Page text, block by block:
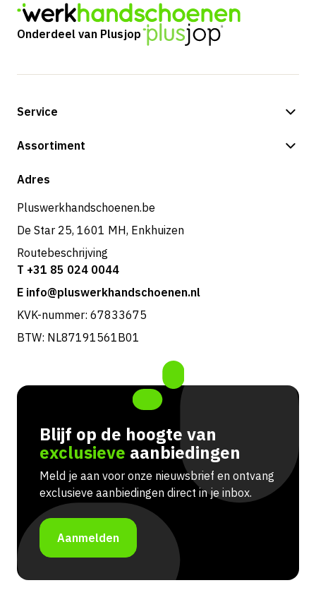
Onderdeel van Plusjop
Service
Betalingsmogelijkheden
Retouren & service
Assortiment
Shop
Adres
Pluswerkhandschoenen.be
De Star 25, 1601 MH, Enkhuizen
Routebeschrijving
T +31 85 024 0044
E info@pluswerkhandschoenen.nl
KVK-nummer: 67833675
BTW: NL87191561B01
Blijf op de hoogte van
exclusieve aanbiedingen
Meld je aan voor onze nieuwsbrief en ontvang
exclusieve aanbiedingen direct in je inbox.
Aanmelden